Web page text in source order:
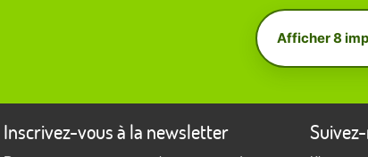
Afficher 8
Inscrivez-vous à la newsletter